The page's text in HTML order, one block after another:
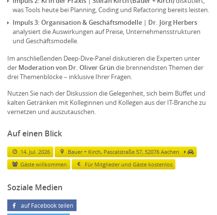
was Tools heute bei Planning, Coding und Refactoring bereits leisten.
Impuls 3: Organisation & Geschäftsmodelle | Dr. Jörg Herbers
analysiert die Auswirkungen auf Preise, Unternehmensstrukturen
und Geschäftsmodelle.
Im anschließenden Deep-Dive-Panel diskutieren die Experten unter
der Moderation von Dr. Oliver Gründie brennendsten Themen der
drei Themenblöcke – inklusive Ihrer Fragen.
Nutzen Sie nach der Diskussion die Gelegenheit, sich beim Büffet und
kalten Getränken mit Kolleginnen und Kollegen aus der IT-Branche zu
vernetzen und auszutauschen.
Auf einen Blick
14. Jul. 2026
Bauer + Kirch, Pascalstraße 57, 52076 Aachen
Gäste willkommen
Für Mitglieder und Gäste kostenlos
Soziale Medien
auf Facebook teilen